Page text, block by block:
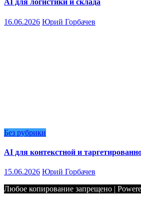
AI для логистики и склада
16.06.2026 Юрий Горбачев
Без рубрики
AI для контекстной и
15.06.2026 Юрий Горбачев
Любое копирование запрещено |